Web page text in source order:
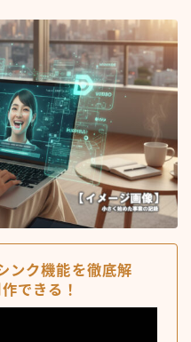
ンク機能を徹底解
できる！